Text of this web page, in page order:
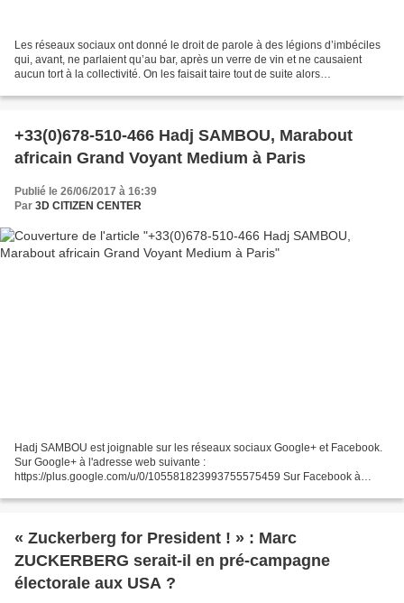
Les réseaux sociaux ont donné le droit de parole à des légions d’imbéciles
qui, avant, ne parlaient qu’au bar, après un verre de vin et ne causaient
aucun tort à la collectivité. On les faisait taire tout de suite alors
+33(0)678-510-466 Hadj SAMBOU, Marabout
africain Grand Voyant Medium à Paris
Publié le 26/06/2017 à 16:39
Par 3D CITIZEN CENTER
Hadj SAMBOU est joignable sur les réseaux sociaux Google+ et Facebook.
Sur Google+ à l'adresse web suivante :
https://plus.google.com/u/0/105581823993755575459 Sur Facebook à
vous...
« Zuckerberg for President ! » : Marc
ZUCKERBERG serait-il en pré-campagne
électorale aux USA ?